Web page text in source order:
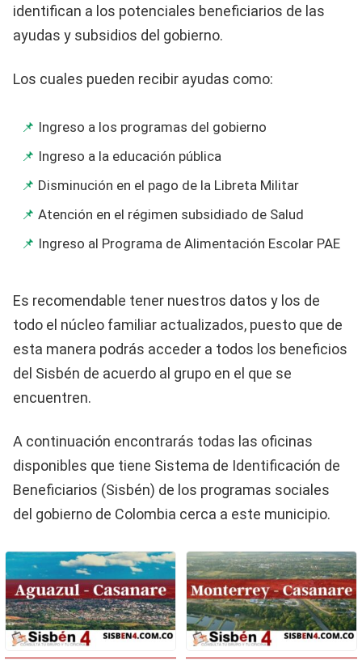
identifican a los potenciales beneficiarios de las
ayudas y subsidios del gobierno.
Los cuales pueden recibir ayudas como:
Ingreso a los programas del gobierno
Ingreso a la educación pública
Disminución en el pago de la Libreta Militar
Atención en el régimen subsidiado de Salud
Ingreso al Programa de Alimentación Escolar PAE
Es recomendable tener nuestros datos y los de
todo el núcleo familiar actualizados, puesto que de
esta manera podrás acceder a todos los beneficios
del Sisbén de acuerdo al grupo en el que se
encuentren.
A continuación encontrarás todas las oficinas
disponibles que tiene Sistema de Identificación de
Beneficiarios (Sisbén) de los programas sociales
del gobierno de Colombia cerca a este municipio.